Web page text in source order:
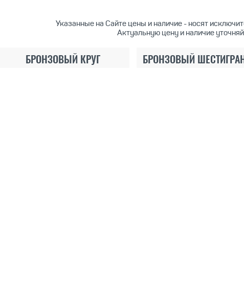
Указанные на Сайте цены и наличие - носят
Актуальную цену и наличие
БРОНЗОВЫЙ КРУГ БРОНЗОВЫЙ